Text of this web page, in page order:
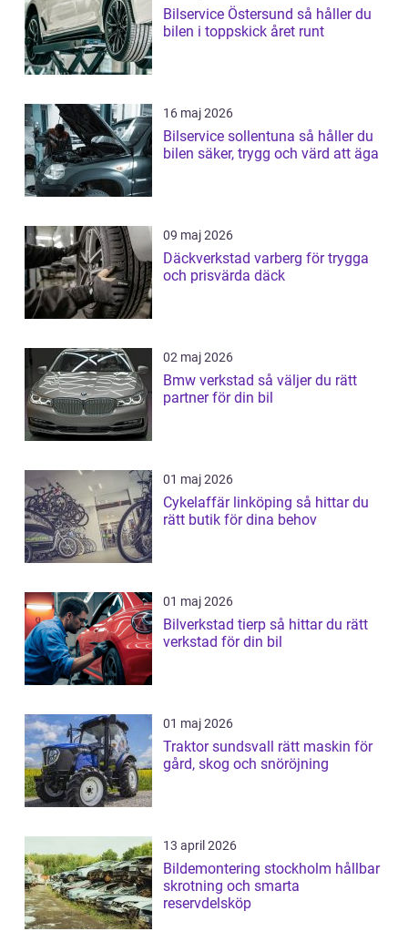
Bilservice Östersund så håller du
bilen i toppskick året runt
16 maj 2026
Bilservice sollentuna så håller du
bilen säker, trygg och värd att äga
09 maj 2026
Däckverkstad varberg för trygga
och prisvärda däck
02 maj 2026
Bmw verkstad så väljer du rätt
partner för din bil
01 maj 2026
Cykelaffär linköping så hittar du
rätt butik för dina behov
01 maj 2026
Bilverkstad tierp så hittar du rätt
verkstad för din bil
01 maj 2026
Traktor sundsvall rätt maskin för
gård, skog och snöröjning
13 april 2026
Bildemontering stockholm hållbar
skrotning och smarta
reservdelsköp